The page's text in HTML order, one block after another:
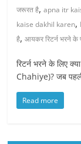
जरूरत है,apna itr
kaise dakhil karen,
है,आयकर रिटर्न भरने के
रिटर्न भरने के लिए
Chahiye)? जब
Read more